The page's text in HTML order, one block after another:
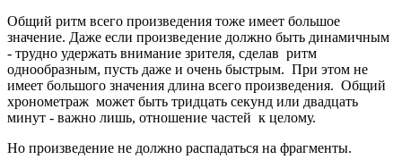
Общий ритм всего произведения тоже имеет большое
значение. Даже если произведение должно быть динамичным
- трудно удержать внимание зрителя, сделав ритм
однообразным, пусть даже и очень быстрым. При этом не
имеет большого значения длина всего произведения. Общий
хронометраж может быть тридцать секунд или двадцать
минут - важно лишь, отношение частей к целому.
Но произведение не должно распадаться на фрагменты.